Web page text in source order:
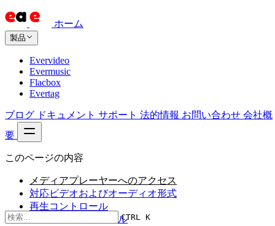
ホーム
製品
Evervideo
Evermusic
Flacbox
Evertag
ブログ ドキュメント サポート 法的情報 お問い合わせ 会社概
要
CTRL K
このページの内容
メディアプレーヤーへのアクセス
対応ビデオおよびオーディオ形式
再生コントロール
リピートとシャッフル